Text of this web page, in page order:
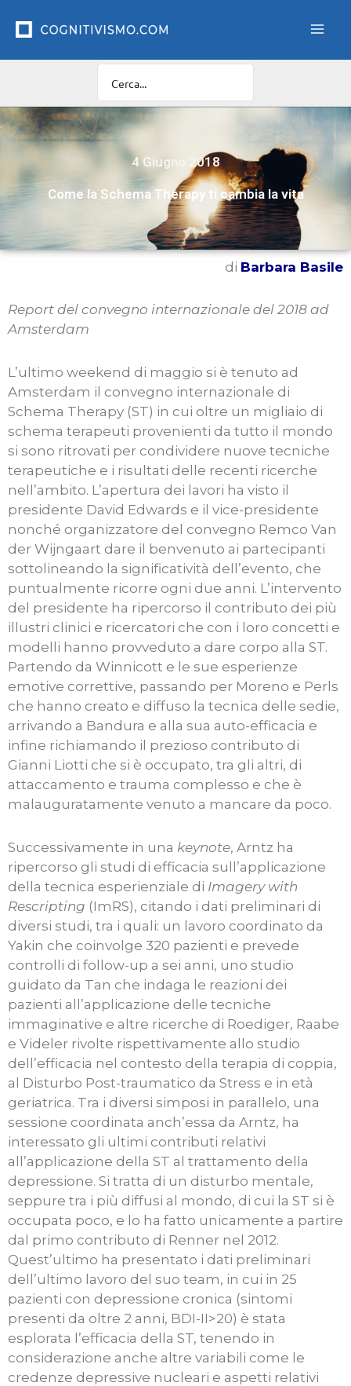
4 Giugno 2018
Come la Schema Therapy ti cambia la vita
di Barbara Basile
Report del convegno internazionale del 2018 ad
Amsterdam
L’ultimo weekend di maggio si è tenuto ad
Amsterdam il convegno internazionale di
Schema Therapy (ST) in cui oltre un migliaio di
schema terapeuti provenienti da tutto il mondo
si sono ritrovati per condividere nuove tecniche
terapeutiche e i risultati delle recenti ricerche
nell’ambito. L’apertura dei lavori ha visto il
presidente David Edwards e il vice-presidente
nonché organizzatore del convegno Remco Van
der Wijngaart dare il benvenuto ai partecipanti
sottolineando la significatività dell’evento, che
puntualmente ricorre ogni due anni. L’intervento
del presidente ha ripercorso il contributo dei più
illustri clinici e ricercatori che con i loro concetti e
modelli hanno provveduto a dare corpo alla ST.
Partendo da Winnicott e le sue esperienze
emotive correttive, passando per Moreno e Perls
che hanno creato e diffuso la tecnica delle sedie,
arrivando a Bandura e alla sua auto-efficacia e
infine richiamando il prezioso contributo di
Gianni Liotti che si è occupato, tra gli altri, di
attaccamento e trauma complesso e che è
malauguratamente venuto a mancare da poco.
Successivamente in una keynote, Arntz ha
ripercorso gli studi di efficacia sull’applicazione
della tecnica esperienziale di Imagery with
Rescripting (ImRS), citando i dati preliminari di
diversi studi, tra i quali: un lavoro coordinato da
Yakin che coinvolge 320 pazienti e prevede
controlli di follow-up a sei anni, uno studio
guidato da Tan che indaga le reazioni dei
pazienti all’applicazione delle tecniche
immaginative e altre ricerche di Roediger, Raabe
e Videler rivolte rispettivamente allo studio
dell’efficacia nel contesto della terapia di coppia,
al Disturbo Post-traumatico da Stress e in età
geriatrica. Tra i diversi simposi in parallelo, una
sessione coordinata anch’essa da Arntz, ha
interessato gli ultimi contributi relativi
all’applicazione della ST al trattamento della
depressione. Si tratta di un disturbo mentale,
seppure tra i più diffusi al mondo, di cui la ST si è
occupata poco, e lo ha fatto unicamente a partire
dal primo contributo di Renner nel 2012.
Quest’ultimo ha presentato i dati preliminari
dell’ultimo lavoro del suo team, in cui in 25
pazienti con depressione cronica (sintomi
presenti da oltre 2 anni, BDI-II>20) è stata
esplorata l’efficacia della ST, tenendo in
considerazione anche altre variabili come le
credenze depressive nucleari e aspetti relativi